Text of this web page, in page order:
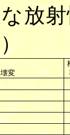
放射
変